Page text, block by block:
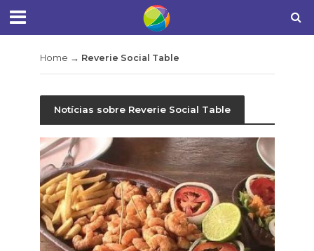
Home → Reverie Social Table
Notícias sobre Reverie Social Table